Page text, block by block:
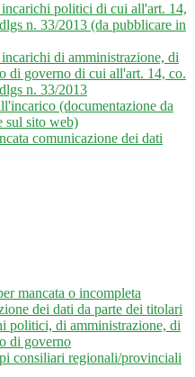
politici di cui all'art. 14,
n. 33/2013 (da pubblicare in
di amministrazione, di
di governo di cui all'art. 14, co.
n. 33/2013
(documentazione da
sul sito web)
comunicazione dei dati
mancata o incompleta
dei dati da parte dei titolari
politici, di amministrazione, di
di governo
consiliari regionali/provinciali